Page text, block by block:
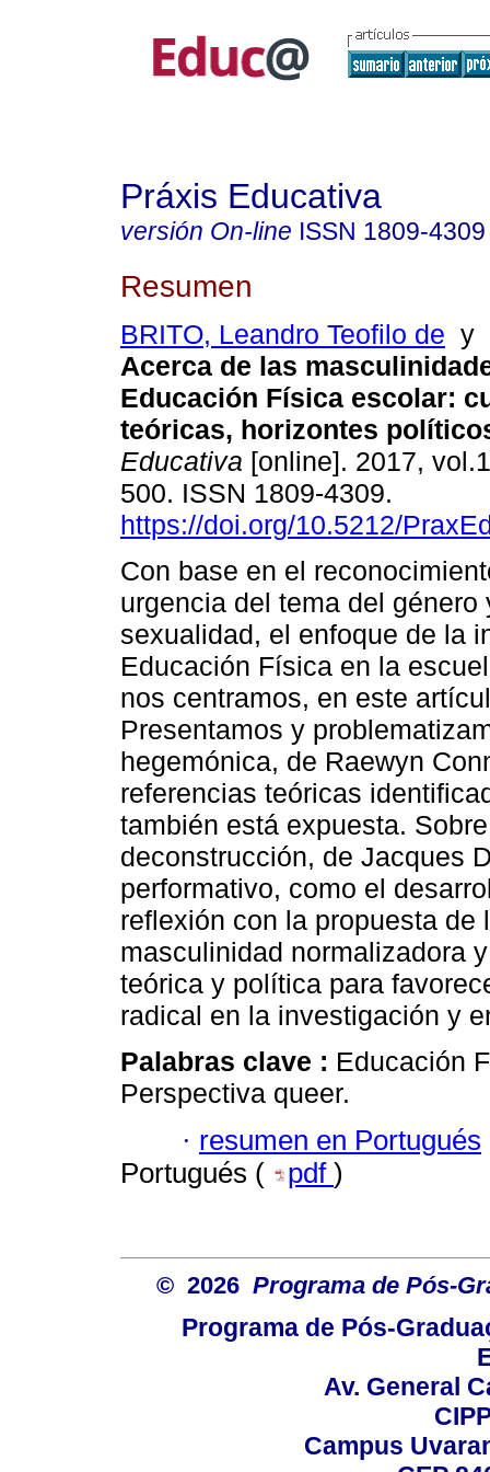
Práxis Educativa
versión On-line ISSN 1809-4309
Resumen
BRITO, Leandro Teofilo de y
Acerca de las
Educación Física escolar:
teóricas, horizontes
Educativa [online]. 2017,
500. ISSN 1809-4309.
https://doi.org/10.5212/
Con base en el
urgencia del tema del género
sexualidad, el enfoque de la
Educación Física en la
nos centramos, en este
Presentamos y
hegemónica, de Raewyn
referencias teóricas
también está expuesta.
deconstrucción, de Jacques
performativo, como el
reflexión con la propuesta de
masculinidad normalizadora
teórica y política para
radical en la investigación y
Palabras clave : Educación
Perspectiva queer.
· resumen en Portugués
Portugués (
pdf )
© 2026 Programa de Pós-
Programa de Pós-
Av. General
Campus